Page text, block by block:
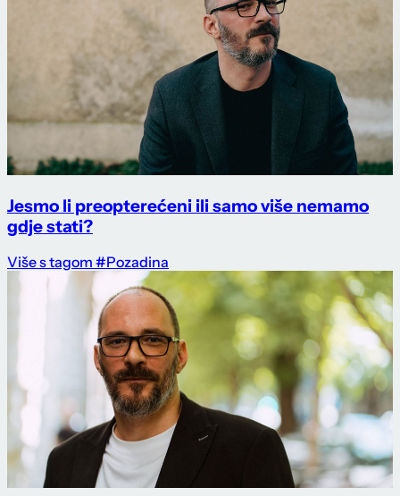
Jesmo li preopterećeni ili samo više nemamo
gdje stati?
Više s tagom #Pozadina